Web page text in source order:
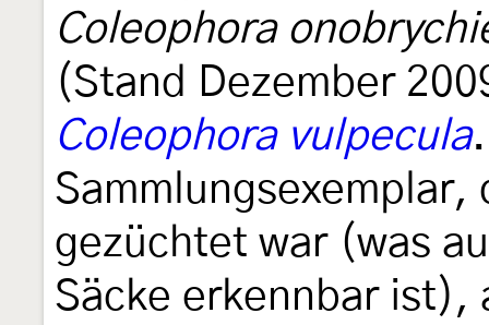
Coleophora
(Stand Dezember
Coleophora vulpecula
Sammlungsexemplar,
gezüchtet war (was
Säcke erkennbar ist),